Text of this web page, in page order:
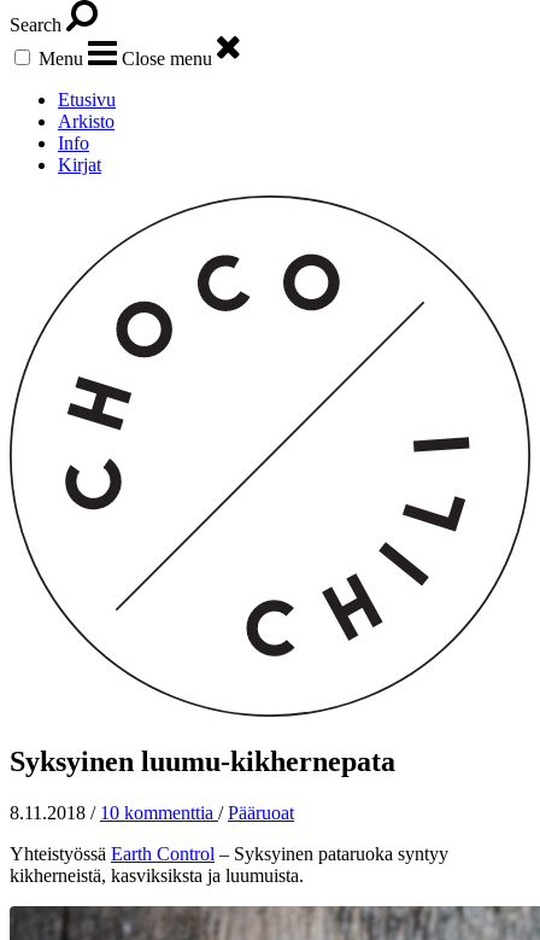
Search
Menu
Close menu
Etusivu
Arkisto
Info
Kirjat
Syksyinen luumu-kikhernepata
8.11.2018 / 10 kommenttia / Pääruoat
Yhteistyössä Earth Control – Syksyinen pataruoka syntyy
kikherneistä, kasviksiksta ja luumuista.